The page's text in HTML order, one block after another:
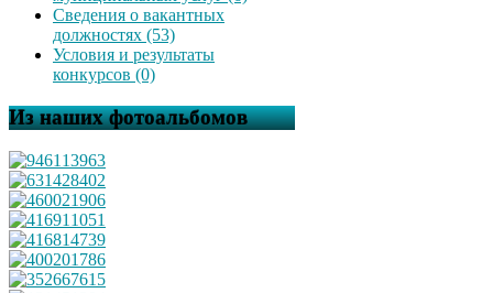
Сведения о вакантных
должностях (53)
Условия и результаты
конкурсов (0)
Из наших фотоальбомов